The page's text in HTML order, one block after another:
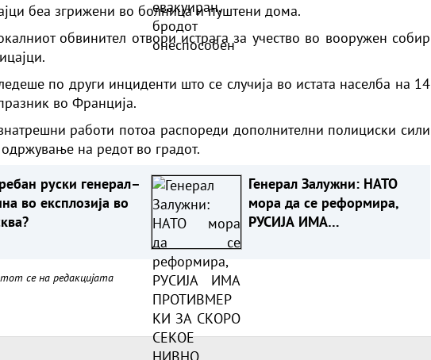
беа згрижени во болница и пуштени дома.
обвинител отвори истрага за учество во вооружен собир
по други инциденти што се случија во истата населба на 14
во Франција.
работи потоа распореди дополнителни полициски сили
на редот во градот.
руски генерал–
во експлозија во
Генерал Залужни: НАТО
мора да се реформира,
РУСИЈА ИМА
се на редакцијата